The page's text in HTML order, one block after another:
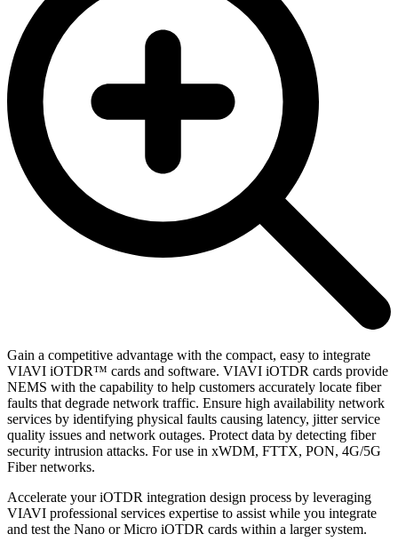
Gain a competitive advantage with the compact, easy to integrate
VIAVI iOTDR™ cards and software. VIAVI iOTDR cards provide
NEMS with the capability to help customers accurately locate fiber
faults that degrade network traffic. Ensure high availability network
services by identifying physical faults causing latency, jitter service
quality issues and network outages. Protect data by detecting fiber
security intrusion attacks. For use in xWDM, FTTX, PON, 4G/5G
Fiber networks.
Accelerate your iOTDR integration design process by leveraging
VIAVI professional services expertise to assist while you integrate
and test the Nano or Micro iOTDR cards within a larger system.